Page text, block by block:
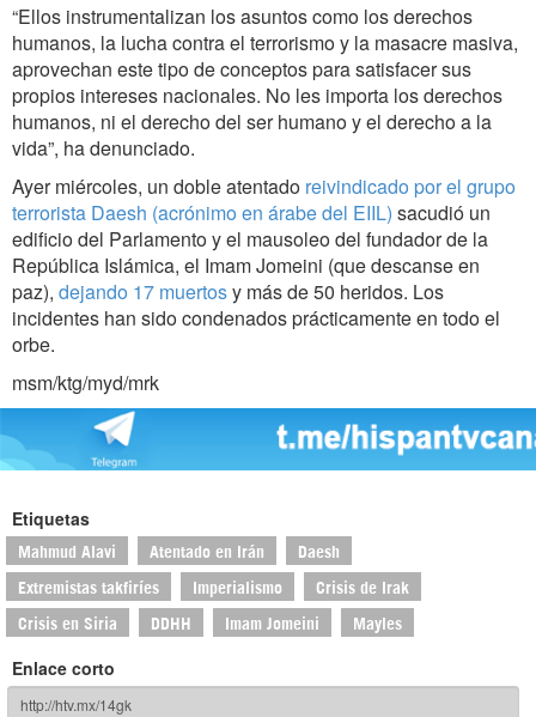
“Ellos instrumentalizan los asuntos como los derechos
humanos, la lucha contra el terrorismo y la masacre masiva,
aprovechan este tipo de conceptos para satisfacer sus
propios intereses nacionales. No les importa los derechos
humanos, ni el derecho del ser humano y el derecho a la
vida”, ha denunciado.
Ayer miércoles, un doble atentado reivindicado por el grupo
terrorista Daesh (acrónimo en árabe del EIIL) sacudió un
edificio del Parlamento y el mausoleo del fundador de la
República Islámica, el Imam Jomeini (que descanse en
paz), dejando 17 muertosy más de 50 heridos. Los
incidentes han sido condenados prácticamente en todo el
orbe.
msm/ktg/myd/mrk
Etiquetas
Mahmud Alavi Atentado en Irán Daesh
Extremistas takfiríes Imperialismo Crisis de Irak
Crisis en Siria DDHH Imam Jomeini Mayles
Enlace corto